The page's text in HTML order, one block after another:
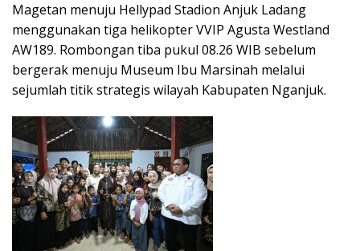
Magetan menuju Hellypad Stadion Anjuk Ladang
menggunakan tiga helikopter VVIP Agusta Westland
AW189. Rombongan tiba pukul 08.26 WIB sebelum
bergerak menuju Museum Ibu Marsinah melalui
sejumlah titik strategis wilayah Kabupaten Nganjuk.